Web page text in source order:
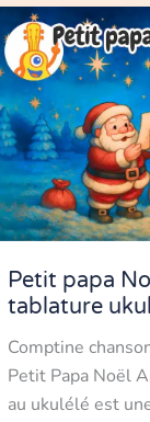
Petit papa
tablature
Comptine
Petit Papa Noël
au ukulélé est